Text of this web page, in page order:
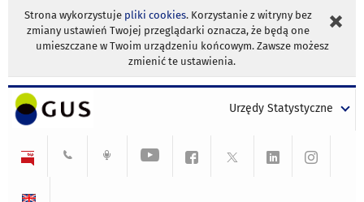
Strona wykorzystuje pliki cookies. Korzystanie z witryny bez
zmiany ustawień Twojej przeglądarki oznacza, że będą one
umieszczane w Twoim urządzeniu końcowym. Zawsze możesz
zmienić te ustawienia.
Urzędy Statystyczne